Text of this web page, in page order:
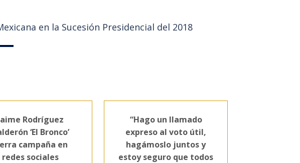
en la Sucesión Presidencial del 2018
Rodríguez
‘El Bronco’
campaña en
redes sociales
“Hago un llamado
expreso al voto útil,
hagámoslo juntos y
estoy seguro que todos